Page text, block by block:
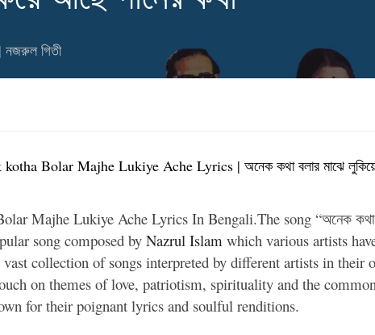
গিতী
Bolar Majhe Lukiye Ache Lyrics | অনেক কথা বলার মাঝে
Majhe Lukiye Ache Lyrics In Bengali.The song “অনেক কথা
song composed byNazrul Islam which various artists
collection of songs interpreted by different artists in their
on themes of love, patriotism, spirituality and the
for their poignant lyrics and soulful renditions.